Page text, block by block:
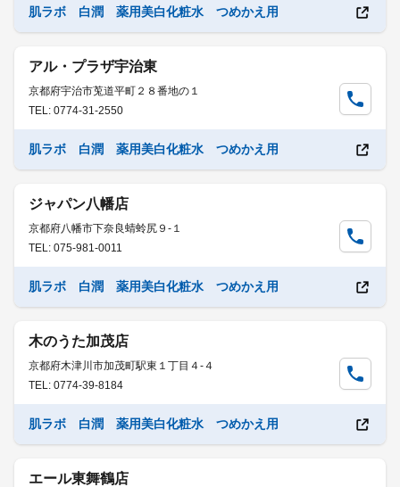
肌ラボ 白潤 薬用美白化粧水 つめかえ用
アル・プラザ宇治東
京都府宇治市莵道平町２８番地の１
TEL: 0774-31-2550
肌ラボ 白潤 薬用美白化粧水 つめかえ用
ジャパン八幡店
京都府八幡市下奈良蜻蛉尻９-１
TEL: 075-981-0011
肌ラボ 白潤 薬用美白化粧水 つめかえ用
木のうた加茂店
京都府木津川市加茂町駅東１丁目４-４
TEL: 0774-39-8184
肌ラボ 白潤 薬用美白化粧水 つめかえ用
エール東舞鶴店